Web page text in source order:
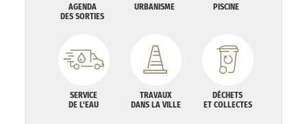
AGENDA
DES SORTIES
URBANISME PISCINE
SERVICE
DE L'EAU
TRAVAUX
DANS LA VILLE
DÉCHETS
ET COLLECTES